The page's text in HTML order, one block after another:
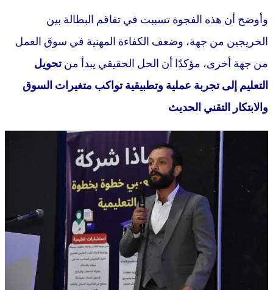
وأوضح أن هذه الفجوة تسببت في تفاقم البطالة بين
الخريجين من جهة، وضعف الكفاءة المهنية في سوق العمل
من جهة أخرى، مؤكدًا أن الحل الحقيقي يبدأ منتحويل
التعليم إلى تجربة عملية وتطبيقية تواكب متغيرات السوق
والابتكار التقني الحديث